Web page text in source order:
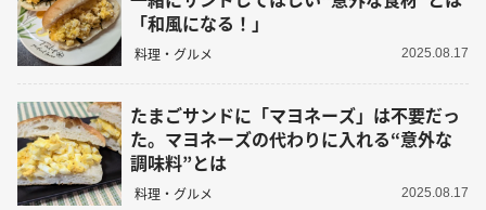
「和風になる！」
料理・グルメ 2025.08.17
たまごサンドに「マヨネーズ」は不要だっ
た。マヨネーズの代わりに入れる“意外な
調味料”とは
料理・グルメ 2025.08.17